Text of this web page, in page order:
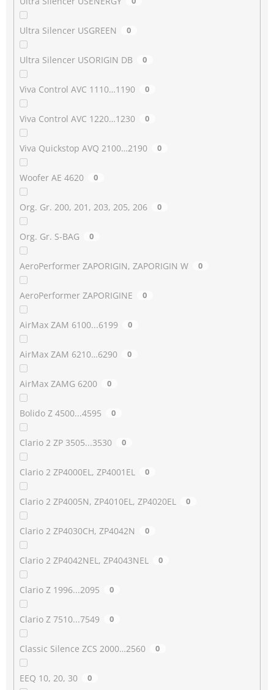
Ultra Silencer USGREEN 0
Ultra Silencer USORIGIN DB 0
Viva Control AVC 1110…1190 0
Viva Control AVC 1220…1230 0
Viva Quickstop AVQ 2100…2190 0
Woofer AE 4620 0
Org. Gr. 200, 201, 203, 205, 206 0
Org. Gr. S-BAG 0
AeroPerformer ZAPORIGIN, ZAPORIGIN W 0
AeroPerformer ZAPORIGINE 0
AirMax ZAM 6100...6199 0
AirMax ZAM 6210…6290 0
AirMax ZAMG 6200 0
Bolido Z 4500...4595 0
Clario 2 ZP 3505...3530 0
Clario 2 ZP4000EL, ZP4001EL 0
Clario 2 ZP4005N, ZP4010EL, ZP4020EL 0
Clario 2 ZP4030CH, ZP4042N 0
Clario 2 ZP4042NEL, ZP4043NEL 0
Clario Z 1996...2095 0
Clario Z 7510...7549 0
Classic Silence ZCS 2000…2560 0
EEQ 10, 20, 30 0